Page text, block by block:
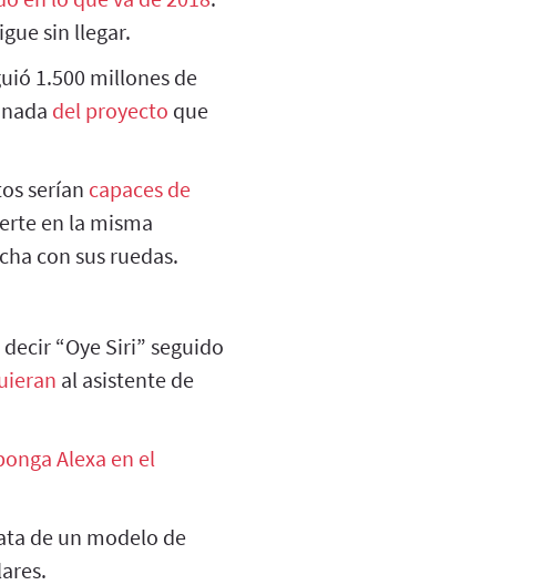
sin llegar.
1.500 millones de
del proyecto que
serían capaces de
en la misma
con sus ruedas.
“Oye Siri” seguido
al asistente de
Alexa en el
de un modelo de